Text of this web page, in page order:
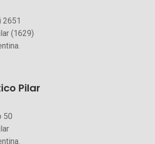
2651
(1629)
Pilar
50